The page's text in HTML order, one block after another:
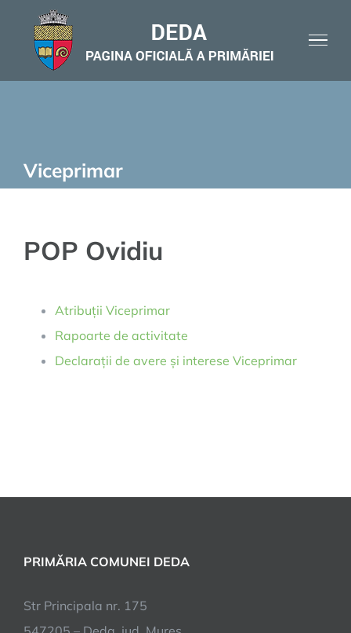
content
Viceprimar
POP Ovidiu
Atribuții Viceprimar
Rapoarte de activitate
Declarații de avere și interese Viceprimar
PRIMĂRIA COMUNEI DEDA
Str Principala nr. 175